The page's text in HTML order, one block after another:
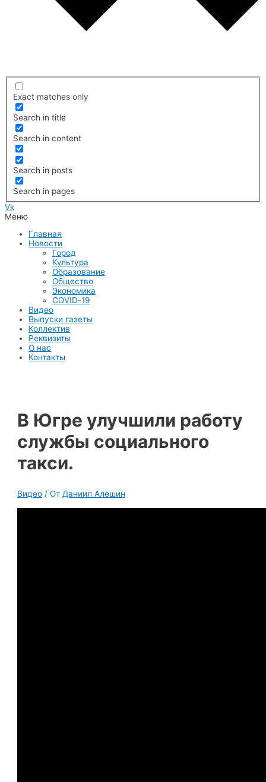
Exact matches only
Search in title
Search in content
Search in posts
Search in pages
Vk
Меню
Главная
Новости
Город
Культура
Образование
Общество
Экономика
COVID-19
Видео
Выпуски газеты
Коллектив
Реквизиты
О нас
Контакты
В Югре улучшили работу
службы социального
такси.
Видео / От Даниил Алёшин